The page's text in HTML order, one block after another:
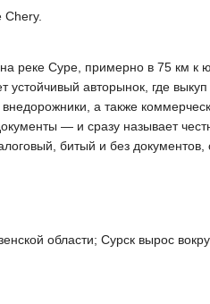
реке Суре, примерно в 75 км к
авторынок, где
а также
— и сразу называет
битый и без
области; Сурск вырос